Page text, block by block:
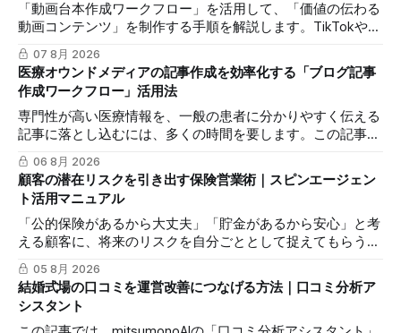
「動画台本作成ワークフロー」を活用して、「価値の伝わる
動画コンテンツ」を制作する手順を解説します。TikTokや
Instagramリールを通じた、国内若年層および海外市場への
効果的な発信を支援します。
07 8月 2026
医療オウンドメディアの記事作成を効率化する「ブログ記事
作成ワークフロー」活用法
専門性が高い医療情報を、一般の患者に分かりやすく伝える
記事に落とし込むには、多くの時間を要します。この記事で
は、mitsumonoAIの「ブログ記事作成ワークフロー」を活用
し、SEOに配慮した質の高いブログ記事を効率的に作成し、
発信力を最大化する方法を解説します。
06 8月 2026
顧客の潜在リスクを引き出す保険営業術｜スピンエージェン
ト活用マニュアル
「公的保険があるから大丈夫」「貯金があるから安心」と考
える顧客に、将来のリスクを自分ごととして捉えてもらうの
は簡単ではありません。この記事では、mitsumonoAIの「ス
ピンエージェント」を活用し、顧客の反論すらも対話の糸口
に変え、納得感を高めて成約に繋げる具体的な3つのステッ
プを解説します。
05 8月 2026
結婚式場の口コミを運営改善につなげる方法｜口コミ分析ア
シスタント